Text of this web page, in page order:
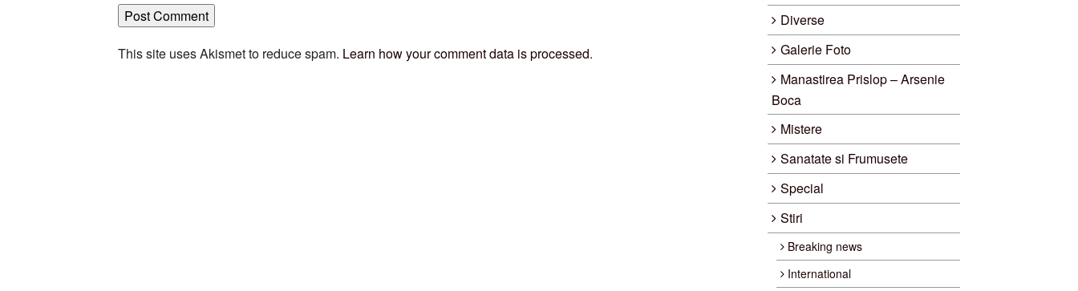
This site uses Akismet to reduce spam. Learn how your comment data is processed.
Diverse
Galerie Foto
Manastirea Prislop – Arsenie
Boca
Mistere
Sanatate si Frumusete
Special
Stiri
Breaking news
International